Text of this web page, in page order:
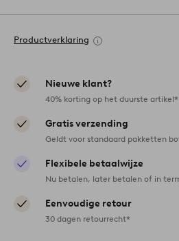
Productverklaring
Nieuwe klant?
40% korting op het duurste artikel*
Gratis verzending
Geldt voor standaard pakketten
Flexibele betaalwijze
Nu betalen, later betalen of in
Eenvoudige retour
30 dagen retourrecht*